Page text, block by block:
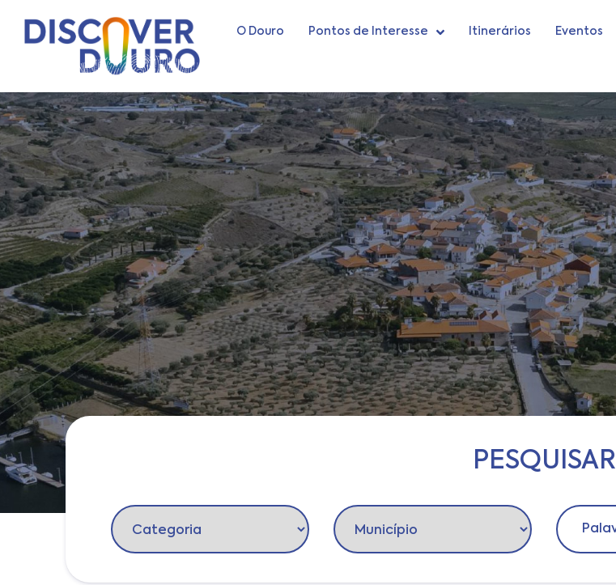
O Douro Pontos de Interesse Itinerários Eventos
PESQUISAR